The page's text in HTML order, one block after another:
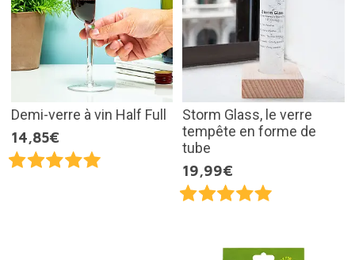
Demi-verre à vin Half Full
14,85€
Storm Glass, le verre
tempête en forme de
tube
19,99€